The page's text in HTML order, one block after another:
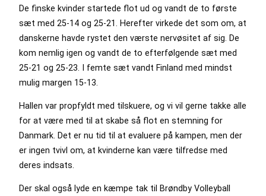
De finske kvinder startede flot ud og vandt de to første
sæt med 25-14 og 25-21. Herefter virkede det som om, at
danskerne havde rystet den værste nervøsitet af sig. De
kom nemlig igen og vandt de to efterfølgende sæt med
25-21 og 25-23. I femte sæt vandt Finland med mindst
mulig margen 15-13.
Hallen var propfyldt med tilskuere, og vi vil gerne takke alle
for at være med til at skabe så flot en stemning for
Danmark. Det er nu tid til at evaluere på kampen, men der
er ingen tvivl om, at kvinderne kan være tilfredse med
deres indsats.
Der skal også lyde en kæmpe tak til Brøndby Volleyball